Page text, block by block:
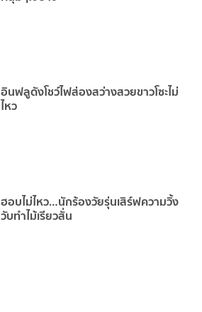
อินฟลูดังโชว์ไฟส่องสว่างสวยขาวโซะไม่
ไหว
ฮอบไม่ไหว…นักร้องวัยรุ่นเสิร์ฟความวิ้ง
วับทำไม้เรียวสั่น